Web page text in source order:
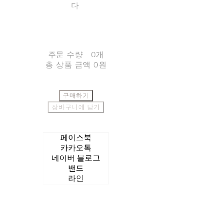
다.
주문 수량
0개
총 상품 금액 0원
구매하기
장바구니에 담기
페이스북
카카오톡
네이버 블로그
밴드
라인